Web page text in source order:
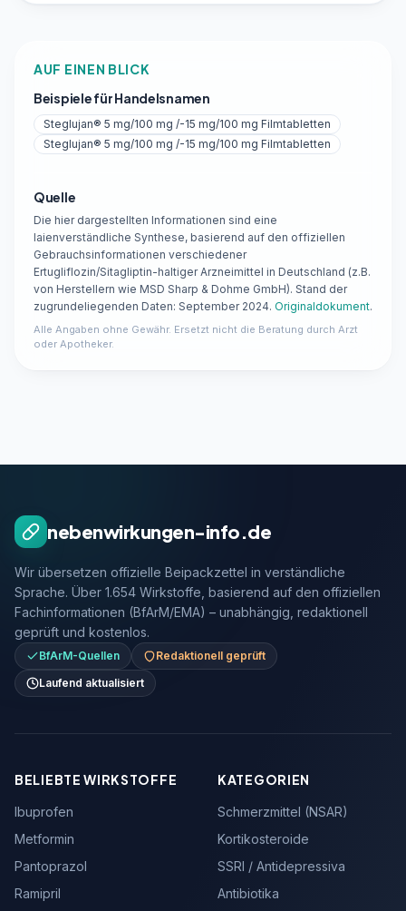
AUF EINEN BLICK
Beispiele für Handelsnamen
Steglujan® 5 mg/100 mg /-15 mg/100 mg Filmtabletten
Steglujan® 5 mg/100 mg /-15 mg/100 mg Filmtabletten
Quelle
Die hier dargestellten Informationen sind eine
laienverständliche Synthese, basierend auf den offiziellen
Gebrauchsinformationen verschiedener
Ertugliflozin/Sitagliptin-haltiger Arzneimittel in Deutschland (z.B.
von Herstellern wie MSD Sharp & Dohme GmbH). Stand der
zugrundeliegenden Daten: September 2024. Originaldokument.
Alle Angaben ohne Gewähr. Ersetzt nicht die Beratung durch Arzt
oder Apotheker.
nebenwirkungen-info.de
Wir übersetzen offizielle Beipackzettel in verständliche
Sprache. Über 1.654 Wirkstoffe, basierend auf den offiziellen
Fachinformationen (BfArM/EMA) – unabhängig, redaktionell
geprüft und kostenlos.
BfArM-Quellen
Redaktionell geprüft
Laufend aktualisiert
BELIEBTE WIRKSTOFFE
Ibuprofen
Metformin
Pantoprazol
Ramipril
KATEGORIEN
Schmerzmittel (NSAR)
Kortikosteroide
SSRI / Antidepressiva
Antibiotika